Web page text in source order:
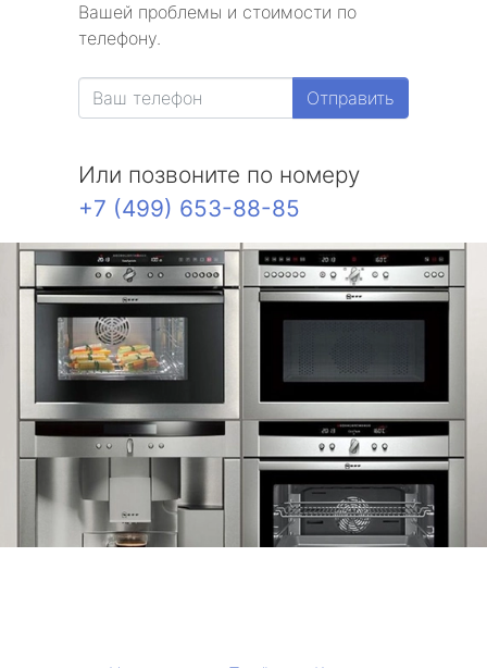
Вашей проблемы и стоимости по
телефону.
Отправить
Или позвоните по номеру
+7 (499) 653-88-85